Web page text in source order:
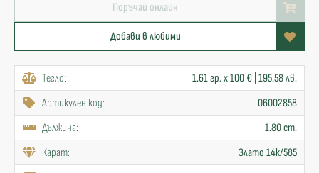
Поръчай онлайн
Добави в любими
Тегло:
1.61 гр. x 100 € | 195.58 лв.
Артикулен код:
06002858
Дължина:
1.80 cm.
Карат:
Злато 14к/585